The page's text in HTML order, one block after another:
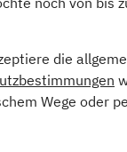
die
Wege oder